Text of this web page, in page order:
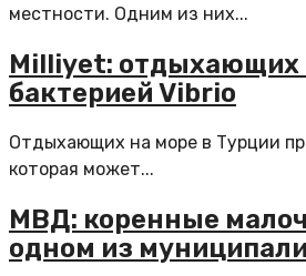
местности. Одним из них...
Milliyet: отдыхающих
бактерией Vibrio
Отдыхающих на море в Турции
которая может...
МВД: коренные
одном из